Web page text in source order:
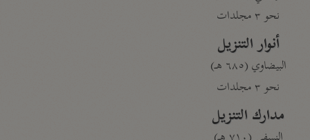
نحو ٣ مجلدات
أنوار التنزيل
البيضاوي (٦٨٥ هـ)
نحو ٣ مجلدات
مدارك التنزيل